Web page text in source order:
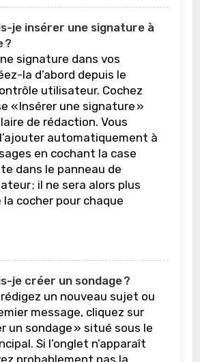
je insérer une signature à
?
signature dans vos
la d’abord depuis le
utilisateur. Cochez
« Insérer une signature »
de rédaction. Vous
automatiquement à
en cochant la case
dans le panneau de
; il ne sera alors plus
la cocher pour chaque
je créer un sondage ?
un nouveau sujet ou
message, cliquez sur
un sondage » situé sous le
Si l’onglet n’apparaît
probablement pas la